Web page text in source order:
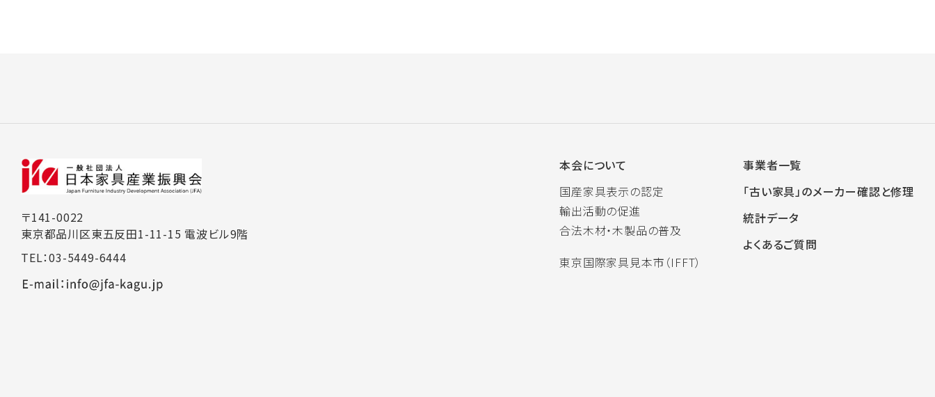
〒141-0022
東京都品川区東五反田1-11-15 電波ビル9階
TEL：03-5449-6444
本会について
国産家具表示の認定
輸出活動の促進
合法木材・木製品の普及
東京国際家具見本市（IFFT）
事業者一覧
「古い家具」のメーカー確認と修理
統計データ
よくあるご質問